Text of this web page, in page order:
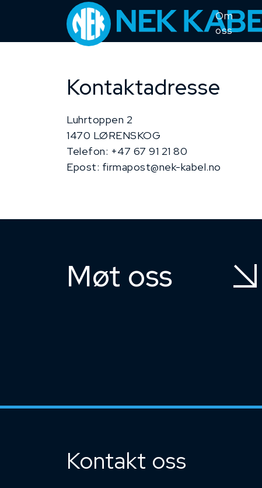
Om
oss
Kontaktadresse
Luhrtoppen 2
1470 LØRENSKOG
Telefon: +47 67 91 21 80
Epost: firmapost@nek-kabel.no
Møt oss
Kontakt oss